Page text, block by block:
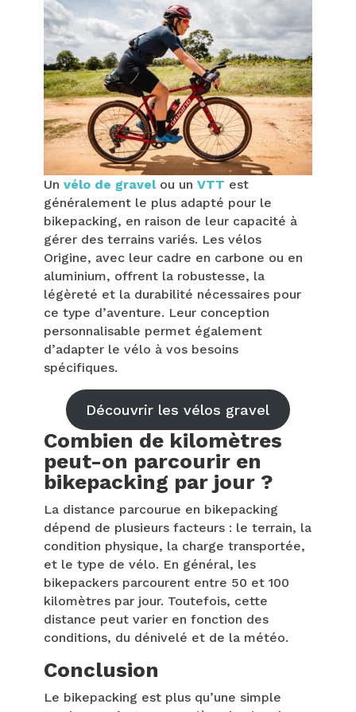
Un vélo de gravelou un VTT est
généralement le plus adapté pour le
bikepacking, en raison de leur capacité à
gérer des terrains variés. Les vélos
Origine, avec leur cadre en carbone ou en
aluminium, offrent la robustesse, la
légèreté et la durabilité nécessaires pour
ce type d’aventure. Leur conception
personnalisable permet également
d’adapter le vélo à vos besoins
spécifiques.
Découvrir les vélos gravel
Combien de kilomètres
peut-on parcourir en
bikepacking par jour ?
La distance parcourue en bikepacking
dépend de plusieurs facteurs : le terrain, la
condition physique, la charge transportée,
et le type de vélo. En général, les
bikepackers parcourent entre 50 et 100
kilomètres par jour. Toutefois, cette
distance peut varier en fonction des
conditions, du dénivelé et de la météo.
Conclusion
Le bikepacking est plus qu’une simple